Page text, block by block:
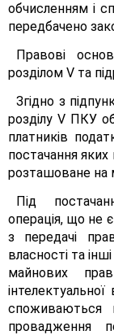
обчисленням і
передбачено
Правові
розділом V та
Згідно з
розділу V ПКУ
платників
постачання яких
розташоване на
Під
операція, що не
з передачі
власності та
майнових
споживаються
провадження